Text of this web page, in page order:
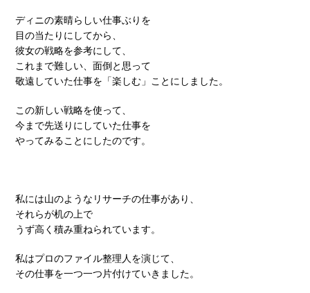
ディニの素晴らしい仕事ぶりを
目の当たりにしてから、
彼女の戦略を参考にして、
これまで難しい、面倒と思って
敬遠していた仕事を「楽しむ」ことにしました。
この新しい戦略を使って、
今まで先送りにしていた仕事を
やってみることにしたのです。
私には山のようなリサーチの仕事があり、
それらが机の上で
うず高く積み重ねられています。
私はプロのファイル整理人を演じて、
その仕事を一つ一つ片付けていきました。